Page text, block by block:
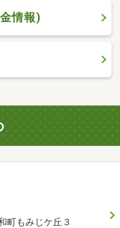
情報)
町もみじケ丘３